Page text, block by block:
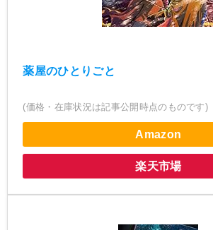
薬屋のひとりごと
(価格・在庫状況は記事公開時点のものです)
Amazon
楽天市場